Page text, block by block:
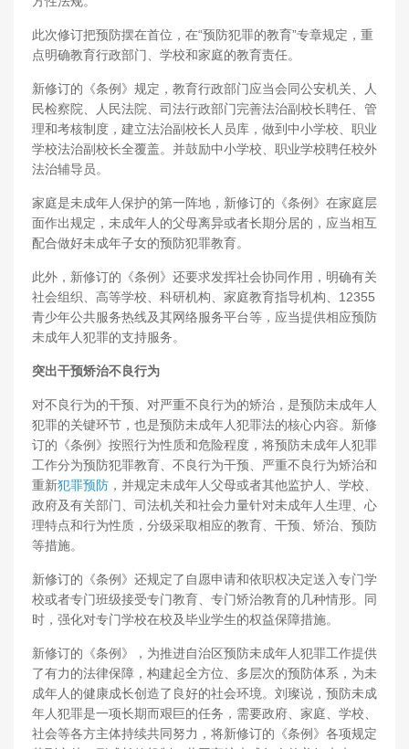
此次修订把预防摆在首位，在“预防犯罪的教育”专章规定，重
点明确教育行政部门、学校和家庭的教育责任。
新修订的《条例》规定，教育行政部门应当会同公安机关、人
民检察院、人民法院、司法行政部门完善法治副校长聘任、管
理和考核制度，建立法治副校长人员库，做到中小学校、职业
学校法治副校长全覆盖。并鼓励中小学校、职业学校聘任校外
法治辅导员。
家庭是未成年人保护的第一阵地，新修订的《条例》在家庭层
面作出规定，未成年人的父母离异或者长期分居的，应当相互
配合做好未成年子女的预防犯罪教育。
此外，新修订的《条例》还要求发挥社会协同作用，明确有关
社会组织、高等学校、科研机构、家庭教育指导机构、12355
青少年公共服务热线及其网络服务平台等，应当提供相应预防
未成年人犯罪的支持服务。
突出干预矫治不良行为
对不良行为的干预、对严重不良行为的矫治，是预防未成年人
犯罪的关键环节，也是预防未成年人犯罪法的核心内容。新修
订的《条例》按照行为性质和危险程度，将预防未成年人犯罪
工作分为预防犯罪教育、不良行为干预、严重不良行为矫治和
重新犯罪预防 ，并规定未成年人父母或者其他监护人、学校、
政府及有关部门、司法机关和社会力量针对未成年人生理、心
理特点和行为性质，分级采取相应的教育、干预、矫治、预防
等措施。
新修订的《条例》还规定了自愿申请和依职权决定送入专门学
校或者专门班级接受专门教育、专门矫治教育的几种情形。同
时，强化对专门学校在校及毕业学生的权益保障措施。
新修订的《条例》，为推进自治区预防未成年人犯罪工作提供
了有力的法律保障，构建起全方位、多层次的预防体系，为未
成年人的健康成长创造了良好的社会环境。刘璨说，预防未成
年人犯罪是一项长期而艰巨的任务，需要政府、家庭、学校、
社会等各方主体持续共同努力，将新修订的《条例》各项规定